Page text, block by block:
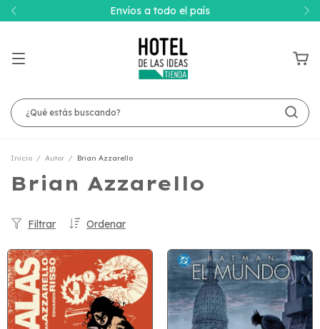
Envíos a todo el país
Inicio / Autor / Brian Azzarello
Brian Azzarello
Ordenar
Filtrar